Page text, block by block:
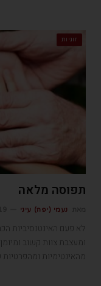
זוגיות
תפוסה מלאה
נעמי (יפה) עיני
לא פעם האינטנסיביות
ומעצבת צוות קשוב
מהאינטימיות ומהפרטיות